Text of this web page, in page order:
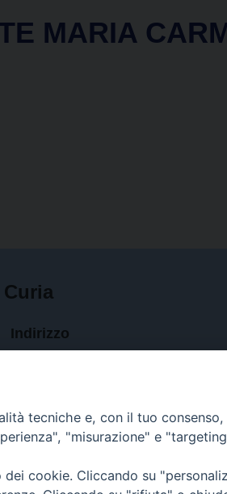
MARIA
Curia
Indirizzo
Orari
da lunedi al venerdi dalle ore
tecniche e, con il tuo
"misurazione" e
cookie. Cliccando su